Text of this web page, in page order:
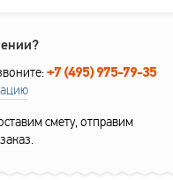
+7 (495) 975-79-35
смету, отправим